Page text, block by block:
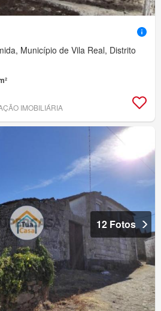
Município de Vila Real, Distrito
IMOBILIÁRIA
12 Fotos